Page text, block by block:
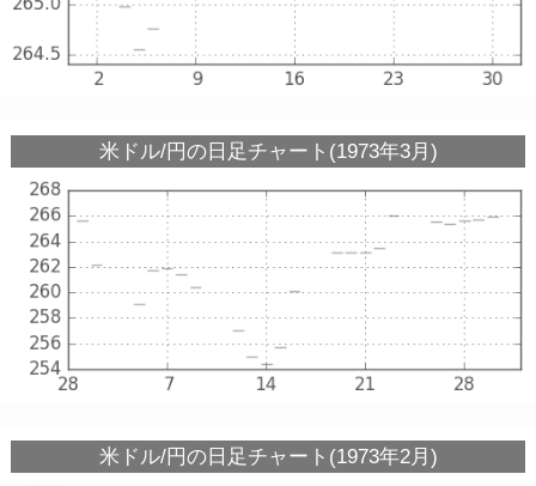
米ドル/円の日足チャート(1973年3月)
米ドル/円の日足チャート(1973年2月)